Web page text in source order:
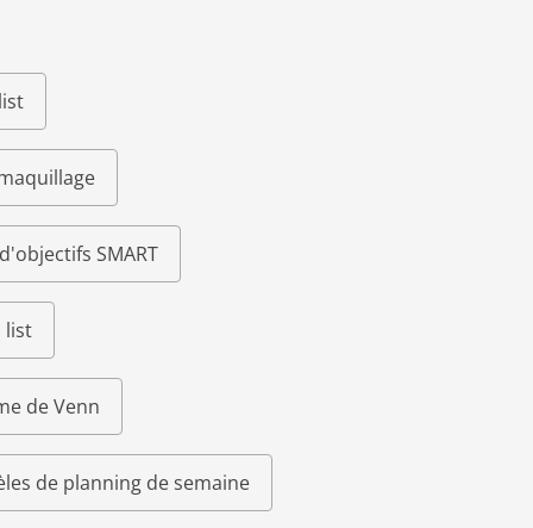
SMART
list
de Venn
de planning de semaine